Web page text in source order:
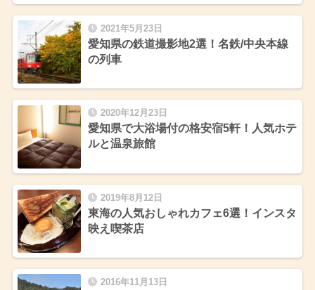
2021年5月23日
愛知県の鉄道撮影地2選！名鉄/中央本線
の列車
2020年12月23日
愛知県で大浴場付の格安宿5軒！人気ホテ
ルと温泉旅館
2019年8月12日
東海の人気おしゃれカフェ6選！インスタ
映え喫茶店
2016年11月13日